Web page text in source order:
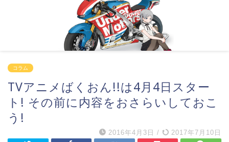
コラム
TVアニメばくおん!!は4月4日スター
ト! その前に内容をおさらいしておこ
う!
2016年4月3日 / 2017年7月10日